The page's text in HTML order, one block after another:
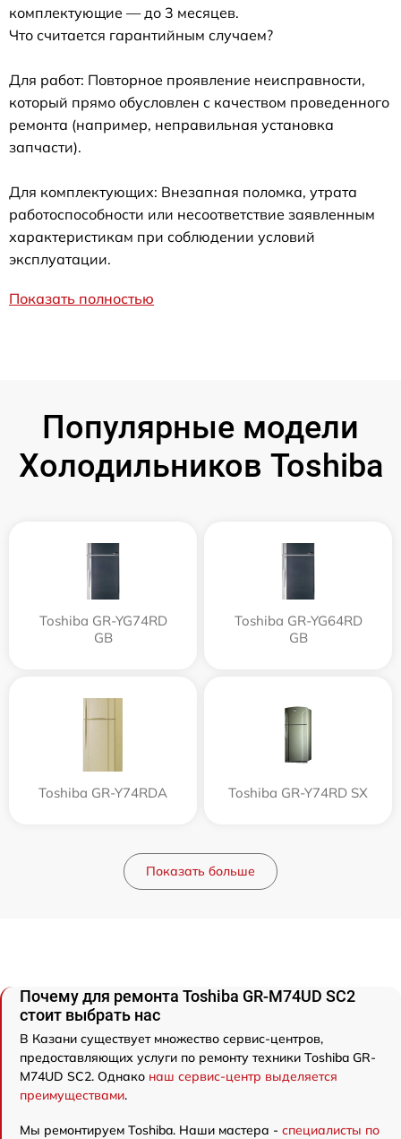
комплектующие — до 3 месяцев.
Что считается гарантийным случаем?
Для работ: Повторное проявление неисправности,
который прямо обусловлен с качеством проведенного
ремонта (например, неправильная установка
запчасти).
Для комплектующих: Внезапная поломка, утрата
работоспособности или несоответствие заявленным
характеристикам при соблюдении условий
эксплуатации.
Показать полностью
Популярные модели
Холодильников Toshiba
Toshiba GR-YG74RD
GB
Toshiba GR-YG64RD
GB
Toshiba GR-Y74RDA Toshiba GR-Y74RD SX
Показать больше
Почему для ремонта Toshiba GR-M74UD SC2
стоит выбрать нас
В Казани существует множество сервис-центров,
предоставляющих услуги по ремонту техники Toshiba GR-
M74UD SC2. Однако наш сервис-центр выделяется
преимуществами.
Мы ремонтируем Toshiba. Наши мастера - специалисты по